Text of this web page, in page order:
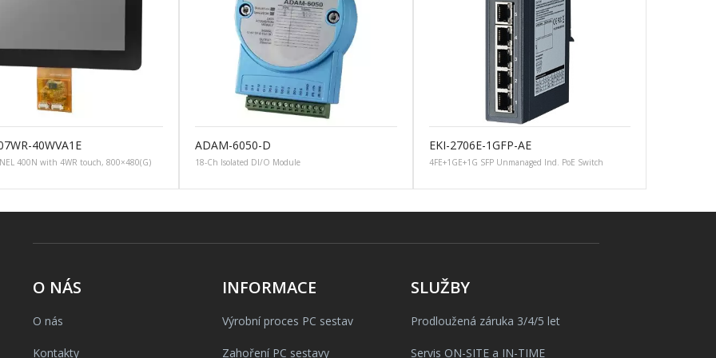
40WVA1E
400N with 4WR touch, 800×480(G)
ADAM-6050-D
18-Ch Isolated DI/O Module
EKI-2706E-1GFP-AE
4FE+1GE+1G SFP Unmanaged Ind. PoE Switch
O NÁS
O nás
Kontakty
INFORMACE
Výrobní proces PC sestav
Zahoření PC sestavy
SLUŽBY
Prodloužená záruka 3/4/5 let
Servis ON-SITE a IN-TIME